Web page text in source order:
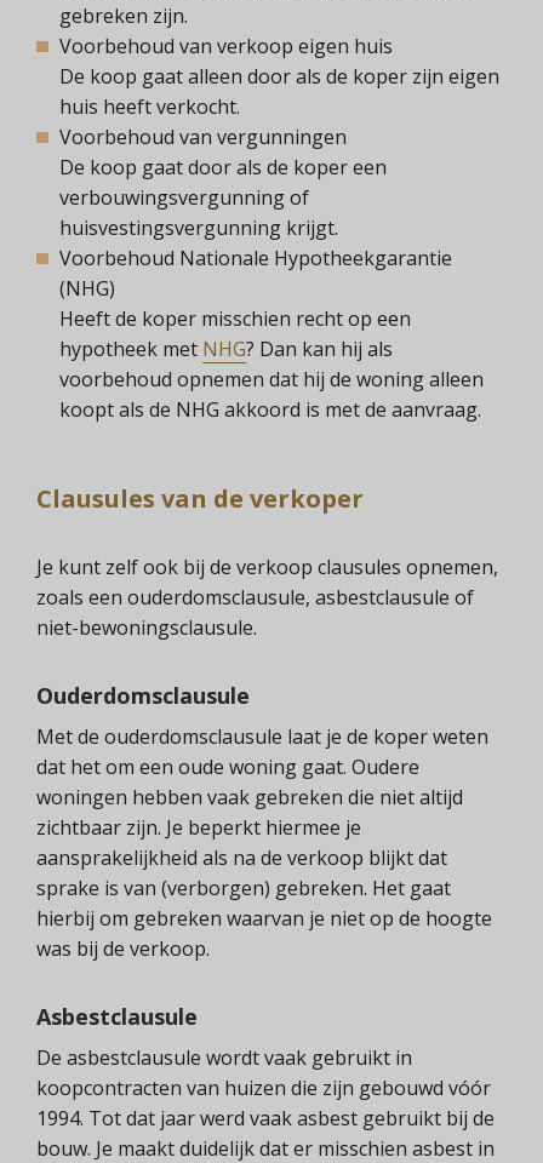
gebreken zijn.
Voorbehoud van verkoop eigen huis
De koop gaat alleen door als de koper zijn eigen
huis heeft verkocht.
Voorbehoud van vergunningen
De koop gaat door als de koper een
verbouwingsvergunning of
huisvestingsvergunning krijgt.
Voorbehoud Nationale Hypotheekgarantie
(NHG)
Heeft de koper misschien recht op een
hypotheek met NHG? Dan kan hij als
voorbehoud opnemen dat hij de woning alleen
koopt als de NHG akkoord is met de aanvraag.
Clausules van de verkoper
Je kunt zelf ook bij de verkoop clausules opnemen,
zoals een ouderdomsclausule, asbestclausule of
niet-bewoningsclausule.
Ouderdomsclausule
Met de ouderdomsclausule laat je de koper weten
dat het om een oude woning gaat. Oudere
woningen hebben vaak gebreken die niet altijd
zichtbaar zijn. Je beperkt hiermee je
aansprakelijkheid als na de verkoop blijkt dat
sprake is van (verborgen) gebreken. Het gaat
hierbij om gebreken waarvan je niet op de hoogte
was bij de verkoop.
Asbestclausule
De asbestclausule wordt vaak gebruikt in
koopcontracten van huizen die zijn gebouwd vóór
1994. Tot dat jaar werd vaak asbest gebruikt bij de
bouw. Je maakt duidelijk dat er misschien asbest in